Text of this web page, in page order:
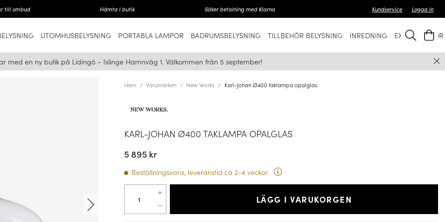
till ombud Hämta i butik Säker betalning med Klarna Kundservice Logga in
UTOMHUSBELYSNING PORTABLA LAMPOR BADRUMSBELYSNING TILLBEHÖR BELYSNING INREDNING EXKLUSIVT
med en ny butik på Lidingö – Islinge Hamnväg 1. Välkommen från 5 september!
Hem Varumärken New Works Karl-Johan Ø400 taklampa opalglas
KARL-JOHAN Ø400 TAKLAMPA OPALGLAS
5 895 kr
Beställningsvara, leveranstid ca 2-4 veckor.
LÄGG I VARUKORGEN